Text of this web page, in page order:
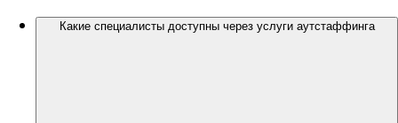
Какие специалисты доступны через услуги аутстаффинга